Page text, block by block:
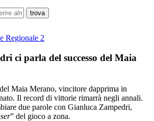
Regionale 2
ci parla del successo del Maia
Maia Merano, vincitore dapprima in
Il record di vittorie rimarrà negli annali.
due parole con Gianluca Zampedri,
” del gioco a zona.